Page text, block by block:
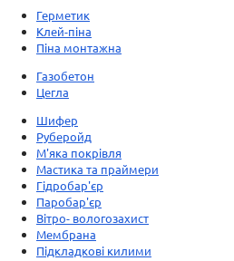
Герметик
Клей-піна
Піна монтажна
Газобетон
Цегла
Шифер
Руберойд
М'яка покрівля
Мастика та праймери
Гідробар'єр
Паробар'єр
Вітро- вологозахист
Мембрана
Підкладкові килими